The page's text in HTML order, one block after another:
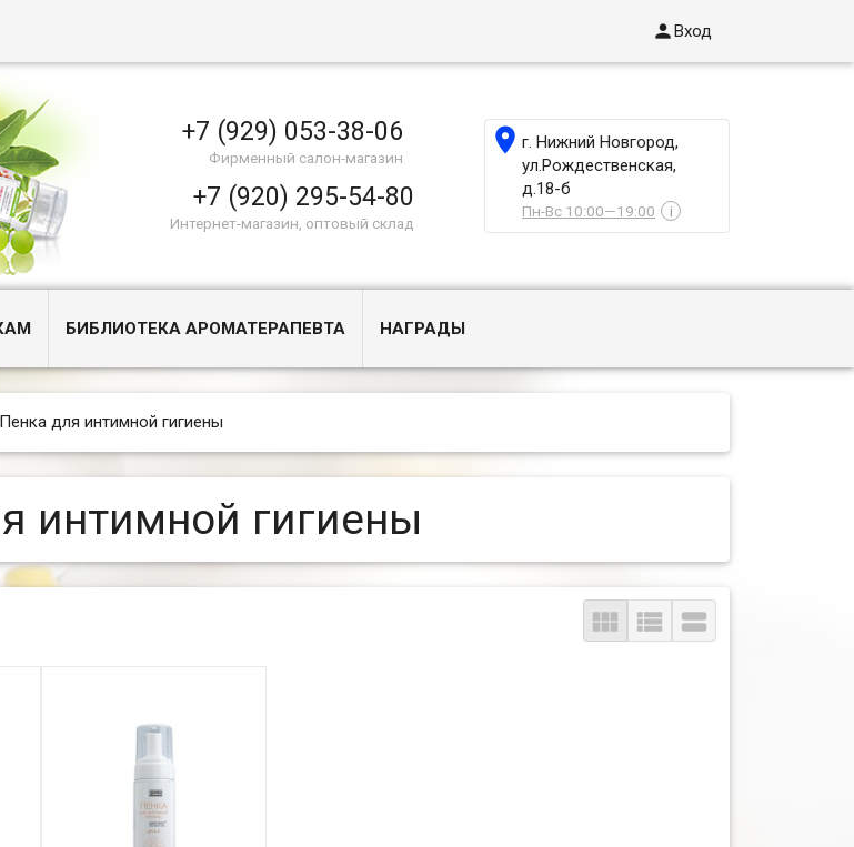
Вход
+7 (929) 053-38-06
Фирменный салон-магазин
+7 (920) 295-54-80
Интернет-магазин, оптовый склад
г. Нижний Новгород,
ул.Рождественская,
д.18-б
Пн-Вс 10:00—19:00 i
БИБЛИОТЕКА АРОМАТЕРАПЕВТА НАГРАДЫ
для интимной гигиены
интимной гигиены
  